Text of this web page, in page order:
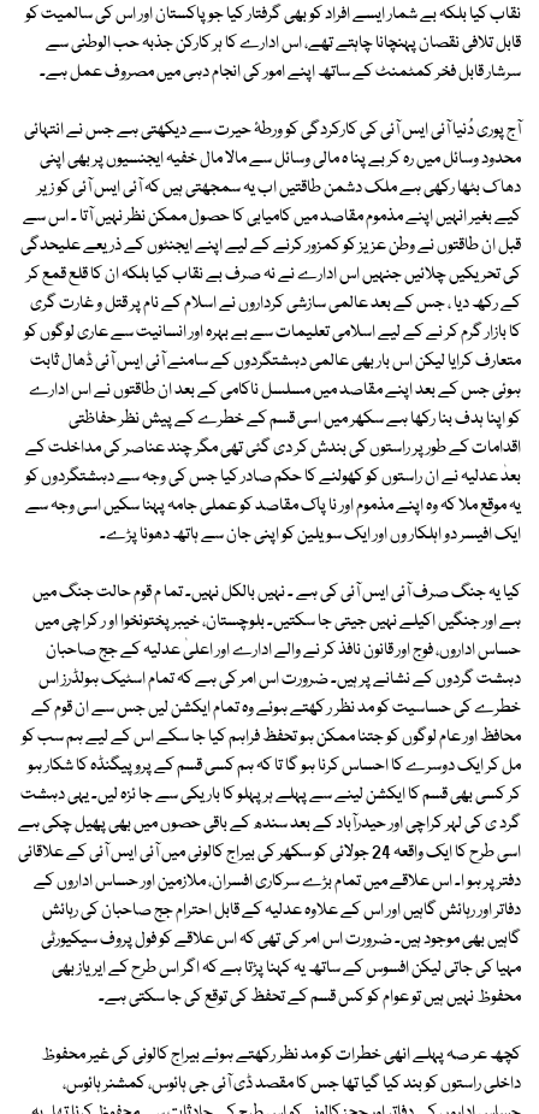
نقاب کیا بلکہ بے شمار ایسے افراد کو بھی گرفتار کیا جو پاکستان اور اس کی سالمیت کو
قابل تلافی نقصان پہنچانا چاہتے تھے، اس ادارے کا ہر کارکن جذبہ حب الوطنی سے
سرشار قابل فخر کمٹمنٹ کے ساتھ اپنے امور کی انجام دہی میں مصروف عمل ہے۔
آج پوری دُنیا آئی ایس آئی کی کارکردگی کو ورطۂ حیرت سے دیکھتی ہے جس نے انتہائی
محدود وسائل میں رہ کر بے پنا ہ مالی وسائل سے مالا مال خفیہ ایجنسیوں پر بھی اپنی
دھا ک بٹھا رکھی ہے ملک دشمن طاقتیں اب یہ سمجھتی ہیں کہ آئی ایس آئی کو زیر
کیے بغیر انہیں اپنے مذموم مقاصد میں کامیابی کا حصول ممکن نظر نہیں آتا ۔ اس سے
قبل ان طاقتوں نے وطن عزیز کو کمزور کرنے کے لیے اپنے ایجنٹوں کے ذریعے علیحدگی
کی تحریکیں چلائیں جنہیں اس ادارے نے نہ صرف بے نقاب کیا بلکہ ان کا قلع قمع کر
کے رکھ دیا ، جس کے بعد عالمی سازشی کرداروں نے اسلام کے نام پر قتل و غارت گری
کا بازار گرم کر نے کے لیے اسلامی تعلیمات سے بے بہرہ اور انسانیت سے عاری لوگوں کو
متعارف کرایا لیکن اس بار بھی عالمی دہشتگردوں کے سامنے آئی ایس آئی ڈھال ثابت
ہوئی جس کے بعد اپنے مقاصد میں مسلسل ناکامی کے بعد ان طاقتوں نے اس ادارے
کو اپنا ہدف بنا رکھا ہے سکھر میں اسی قسم کے خطرے کے پیش نظر حفاظتی
اقدامات کے طور پر راستوں کی بندش کر دی گئی تھی مگر چند عناصر کی مداخلت کے
بعدٰ عدلیہ نے ان راستوں کو کھولنے کا حکم صادر کیا جس کی وجہ سے دہشتگردوں کو
یہ موقع ملا کہ وہ اپنے مذموم اور نا پاک مقاصد کو عملی جامہ پہنا سکیں اسی وجہ سے
ایک افیسر دو اہلکار وں اور ایک سویلین کو اپنی جان سے ہاتھ دھونا پڑے۔
کیا یہ جنگ صرف آئی ایس آئی کی ہے ۔ نہیں بالکل نہیں۔ تما م قوم حالت جنگ میں
ہے اور جنگیں اکیلے نہیں جیتی جا سکتیں۔ بلوچستان، خیبر پختونخوا او ر کراچی میں
حساس اداروں، فوج اور قانون نافذ کر نے والے ادارے اور اعلیٰ عدلیہ کے جج صاحبان
دہشت گردوں کے نشانے پر ہیں۔ ضرورت اس امر کی ہے کہ تمام اسٹیک ہولڈرز اس
خطرے کی حساسیت کو مد نظر ر کھتے ہوئے وہ تمام ایکشن لیں جس سے ان قوم کے
محافظ اور عام لوگوں کو جتنا ممکن ہو تحفظ فراہم کیا جا سکے اس کے لیے ہم سب کو
مل کر ایک دوسرے کا احساس کرنا ہو گا تا کہ ہم کسی قسم کے پروپیگنڈہ کا شکار ہو
کر کسی بھی قسم کا ایکشن لینے سے پہلے ہر پہلو کا باریکی سے جا ئزہ لیں۔ یہی دہشت
گرد ی کی لہر کراچی اور حیدرآباد کے بعد سندھ کے باقی حصوں میں بھی پھیل چکی ہے
اسی طرح کا ایک واقعہ 24 جولائی کو سکھر کی بیراج کالونی میں آئی ایس آئی کے علاقائی
دفتر پر ہو ا۔ اس علاقے میں تمام بڑے سرکاری افسران، ملازمین اور حساس اداروں کے
دفاتر اور رہائش گاہیں اور اس کے علاوہ عدلیہ کے قابل احترام جج صاحبان کی رہائش
گاہیں بھی موجود ہیں۔ ضرورت اس امر کی تھی کہ اس علاقے کو فول پروف سیکیورٹی
مہیا کی جاتی لیکن افسوس کے ساتھ یہ کہنا پڑتا ہے کہ اگر اس طرح کے ایریاز بھی
محفوظ نہیں ہیں تو عوام کو کس قسم کے تحفظ کی توقع کی جا سکتی ہے۔
کچھ عر صہ پہلے انھی خطرات کو مد نظر رکھتے ہوئے بیراج کالونی کی غیر محفوظ
داخلی راستوں کو بند کیا گیا تھا جس کا مقصد ڈی آئی جی ہائوس، کمشنر ہائوس،